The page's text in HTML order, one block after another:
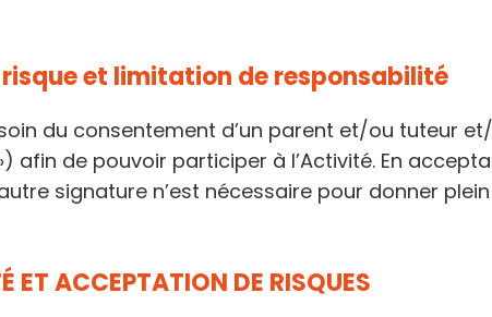
et limitation de responsabilité
du consentement d’un parent et/ou tuteur
afin de pouvoir participer à l’Activité. En
signature n’est nécessaire pour donner
ET ACCEPTATION DE RISQUES